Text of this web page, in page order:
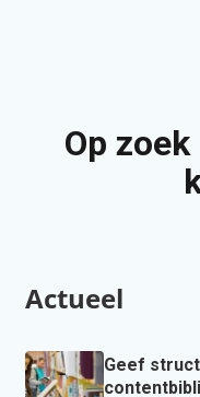
Op
Actueel
Geef